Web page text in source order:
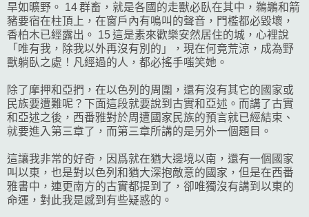
旱如曠野。 14 群畜，就是各國的走獸必臥在其中，鵜鶘和箭
豬要宿在柱頂上，在窗戶內有鳴叫的聲音，門檻都必毀壞，
香柏木已經露出。 15 這是素來歡樂安然居住的城，心裡說
「唯有我，除我以外再沒有別的」，現在何竟荒涼，成為野
獸躺臥之處！凡經過的人，都必搖手嗤笑她。
除了摩押和亞捫，在以色列的周圍，還有沒有其它的國家或
民族要遭難呢？下面這段就要說到古實和亞述。而講了古實
和亞述之後，西番雅對於周遭國家民族的預言就已經結束、
就要進入第三章了，而第三章所講的是另外一個題目。
這讓我非常的好奇，因爲就在猶大邊境以南，還有一個國家
叫以東，也是對以色列和猶大深抱敵意的國家，但是在西番
雅書中，連更南方的古實都提到了，卻唯獨沒有講到以東的
命運，對此我是感到有些疑惑的。